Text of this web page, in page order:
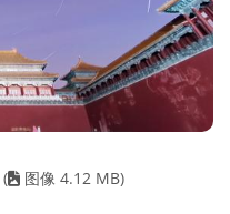
( 图像 4.12 MB)